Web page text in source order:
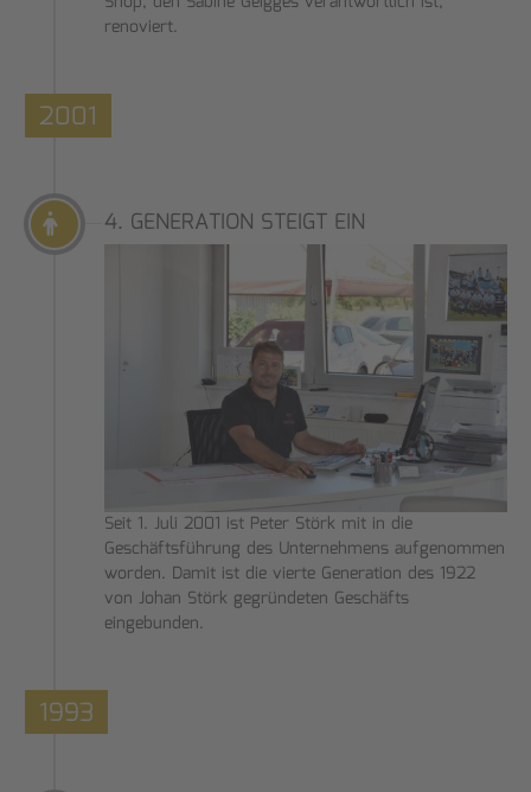
renoviert.
2001
4. GENERATION STEIGT EIN
Seit 1. Juli 2001 ist Peter Störk mit in die
Geschäftsführung des Unternehmens aufgenommen
worden. Damit ist die vierte Generation des 1922
von Johan Störk gegründeten Geschäfts
eingebunden.
1993